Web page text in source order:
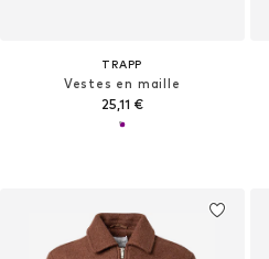
TRAPP
Vestes en maille
25,11 €